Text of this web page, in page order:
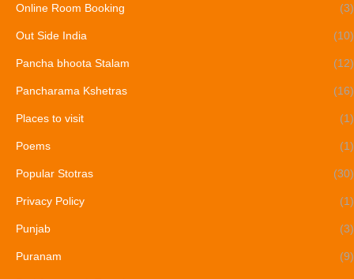
Online Room Booking (3)
Out Side India (10)
Pancha bhoota Stalam (12)
Pancharama Kshetras (16)
Places to visit (1)
Poems (1)
Popular Stotras (30)
Privacy Policy (1)
Punjab (3)
Puranam (9)